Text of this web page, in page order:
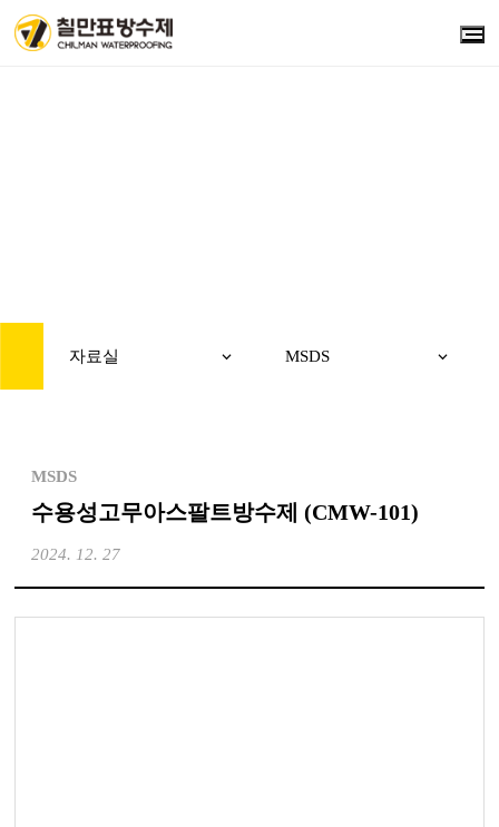
자료실 MSDS
MSDS
수용성고무아스팔트방수제 (CMW-101)
2024. 12. 27